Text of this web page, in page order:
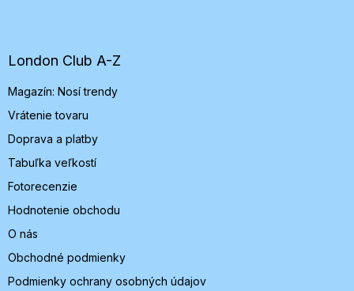
e
London Club A-Z
Magazín: Nosí trendy
Vrátenie tovaru
Doprava a platby
Tabuľka veľkostí
Fotorecenzie
Hodnotenie obchodu
O nás
Obchodné podmienky
Podmienky ochrany osobných údajov